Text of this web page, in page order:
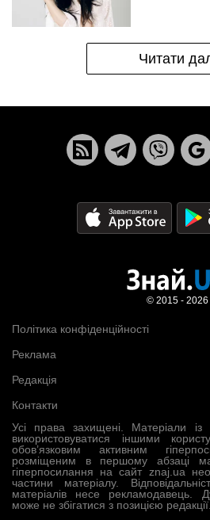
Читати
Усі права захищені. Матеріали
використовуватися іншими
обов’язковим активним
розміщеним в першому абзаці
гіперпосилання на сайт znaj.ua
частини матеріалу.
матеріалів несе рекламодавець.
може не збігатися з позицією редакції.
Політика конфіденційності
Реклама
Редакція
Контакти
© 2015 - 2026